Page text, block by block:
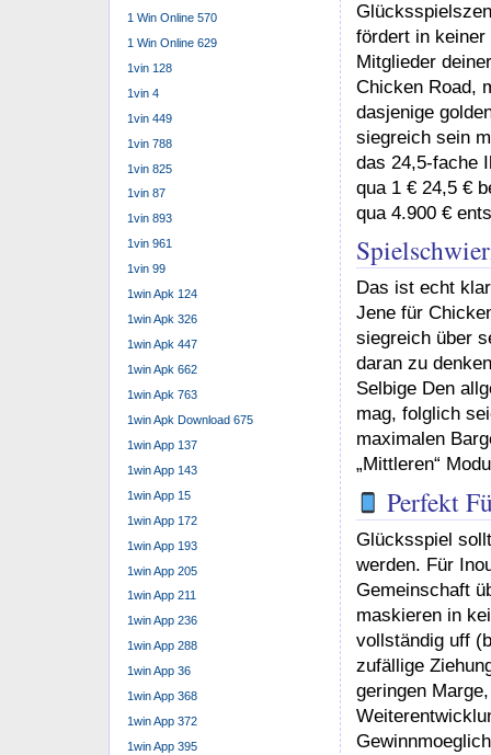
fördert in
Mitglieder
Chicken Road,
dasjenige
siegreich sein
das 24,5-fache
qua 1 € 24,5 €
qua 4.900 €
Das ist echt
Jene für
siegreich über
daran zu
Selbige Den
mag, folglich
maximalen
„Mittleren“
Perfekt
Glücksspiel
werden. Für
Gemeinschaft
maskieren in
vollständig uff
zufällige
geringen
1 Win Online 570
1 Win Online 629
1vin 128
1vin 4
1vin 449
1vin 788
1vin 825
1vin 87
1vin 893
1vin 961
1vin 99
1win Apk 124
1win Apk 326
1win Apk 447
1win Apk 662
1win Apk 763
1win Apk Download 675
1win App 137
1win App 143
1win App 15
1win App 172
1win App 193
1win App 205
1win App 211
1win App 236
1win App 288
1win App 36
1win App 368
1win App 372
1win App 395